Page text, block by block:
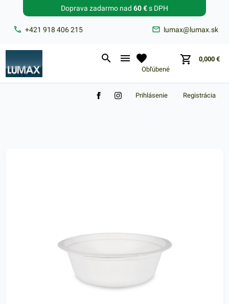
+421 918 406 215 lumax@lumax.sk
Doprava zadarmo nad 60 €s DPH
Obľúbené
0,000 €
Zabudnuté heslo?
Registrácia
Prihlásenie